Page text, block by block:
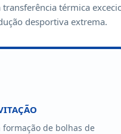
térmica
desportiva extrema.
de bolhas de